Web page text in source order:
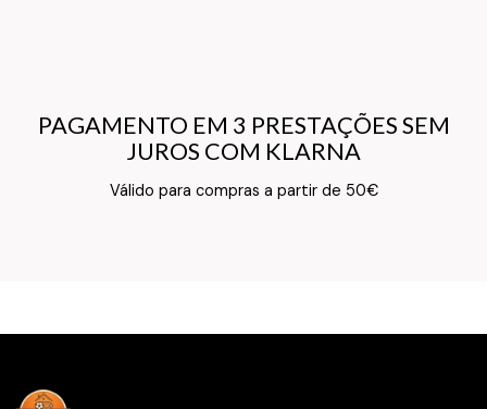
PAGAMENTO EM 3 PRESTAÇÕES SEM
JUROS COM KLARNA
Válido para compras a partir de 50€
PAGAMENTO EM 3 PRESTAÇÕES SEM
JUROS COM KLARNA
Texto do Verso do Cartão de Informação